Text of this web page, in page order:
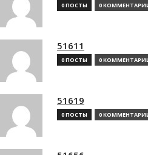
0 ПОСТЫ 0
51611
0 ПОСТЫ 0
51619
0 ПОСТЫ 0